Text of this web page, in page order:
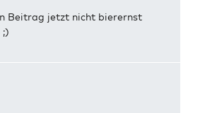
Beitrag jetzt nicht bierernst
;)